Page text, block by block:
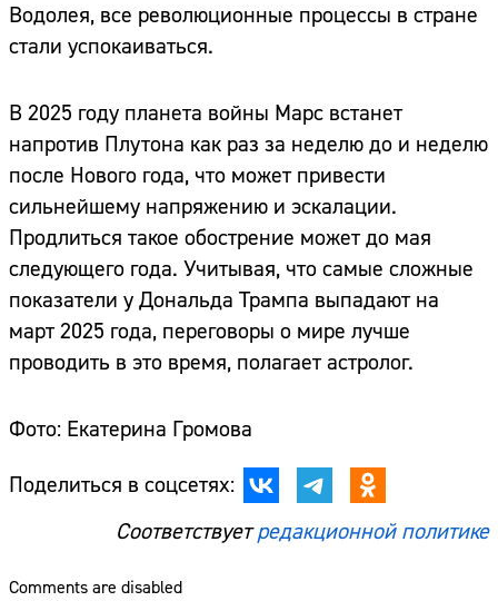
Водолея, все революционные процессы в стране
стали успокаиваться.
В 2025 году планета войны Марс встанет
напротив Плутона как раз за неделю до и неделю
после Нового года, что может привести
сильнейшему напряжению и эскалации.
Продлиться такое обострение может до мая
следующего года. Учитывая, что самые сложные
показатели у Дональда Трампа выпадают на
март 2025 года, переговоры о мире лучше
проводить в это время, полагает астролог.
Фото: Екатерина Громова
Поделиться в соцсетях:
Соответствуетредакционной политике
Comments are disabled